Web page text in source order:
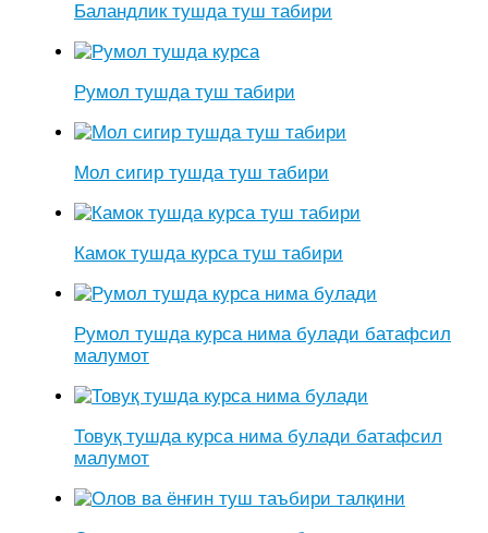
Баландлик тушда туш табири
Румол тушда туш табири
Мол сигир тушда туш табири
Камок тушда курса туш табири
Румол тушда курса нима булади батафсил
малумот
Товуқ тушда курса нима булади батафсил
малумот